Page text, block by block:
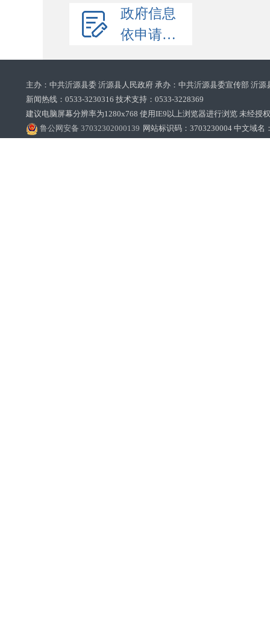
政府信息
依申请公开
主办：中共沂源县委 沂源县人民政府 承办：中共沂源县委宣传部 沂
新闻热线：0533-3230316 技术支持：0533-3228369‌‌
建议电脑屏幕分辨率为1280x768 使用IE9以上浏览器进行浏览 未经授
鲁公网安备 37032302000139 网站标识码：3703230004 中文域名